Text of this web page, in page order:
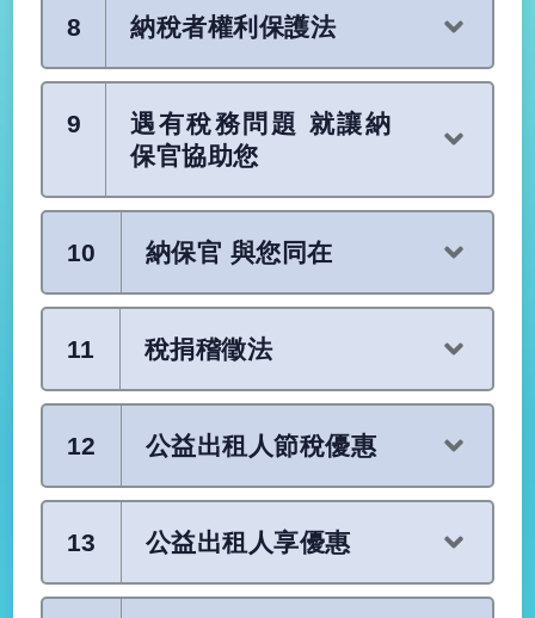
8 納稅者權利保護法
9
遇有稅務問題 就讓納
保官協助您
10 納保官 與您同在
11 稅捐稽徵法
12 公益出租人節稅優惠
13 公益出租人享優惠